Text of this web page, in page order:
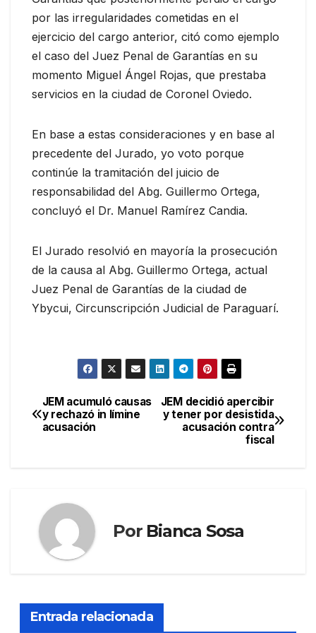
por las irregularidades cometidas en el
ejercicio del cargo anterior, citó como ejemplo
el caso del Juez Penal de Garantías en su
momento Miguel Ángel Rojas, que prestaba
servicios en la ciudad de Coronel Oviedo.
En base a estas consideraciones y en base al
precedente del Jurado, yo voto porque
continúe la tramitación del juicio de
responsabilidad del Abg. Guillermo Ortega,
concluyó el Dr. Manuel Ramírez Candia.
El Jurado resolvió en mayoría la prosecución
de la causa al Abg. Guillermo Ortega, actual
Juez Penal de Garantías de la ciudad de
Ybycui, Circunscripción Judicial de Paraguarí.
Navegación
de
JEM decidió apercibir
y tener por desistida
acusación contra
fiscal
JEM acumuló causas
y rechazó in límine
acusación
Por Bianca Sosa
Entrada relacionada